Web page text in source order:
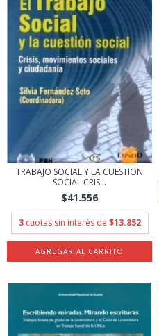
TRABAJO SOCIAL Y LA CUESTION
SOCIAL CRIS...
$41.556
3 cuotas sin interés de $13.852